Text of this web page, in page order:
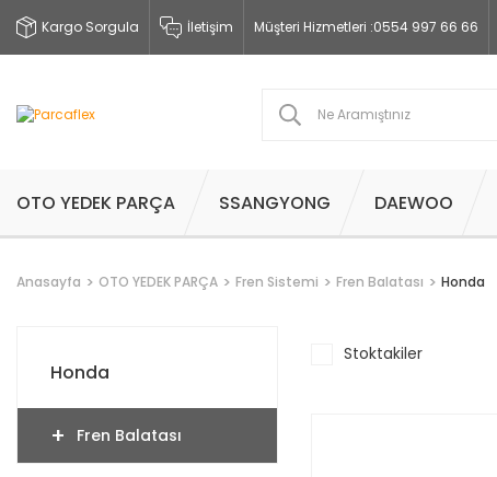
Kargo Sorgula İletişim Müşteri Hizmetleri :0554 997 66 66
OTO YEDEK PARÇA SSANGYONG DAEWOO
Anasayfa OTO YEDEK PARÇA Fren Sistemi Fren Balatası Honda
Honda
Fren Balatası
Stoktakiler